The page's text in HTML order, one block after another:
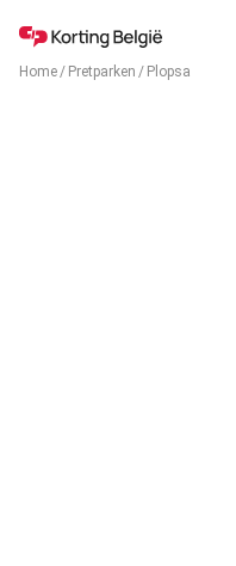
Home/ Pretparken / Plopsa